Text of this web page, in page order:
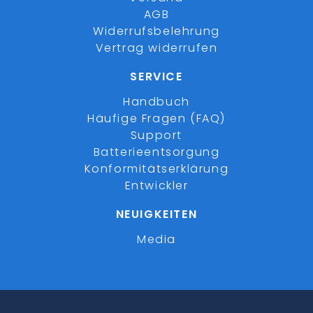
AGB
Widerrufsbelehrung
Vertrag widerrufen
SERVICE
Handbuch
Häufige Fragen (FAQ)
Support
Batterieentsorgung
Konformitätserklärung
Entwickler
NEUIGKEITEN
Media